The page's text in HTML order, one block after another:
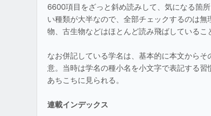
6600項目をざっと斜め読みして、気になる箇
い種類が大半なので、全部チェックするのは
物、古生物などはほとんど読み飛ばしているこ
なお併記している学名は、基本的に本文から
意。当時は学名の種小名を小文字で表記する
あちこちに見られる。
連載インデックス